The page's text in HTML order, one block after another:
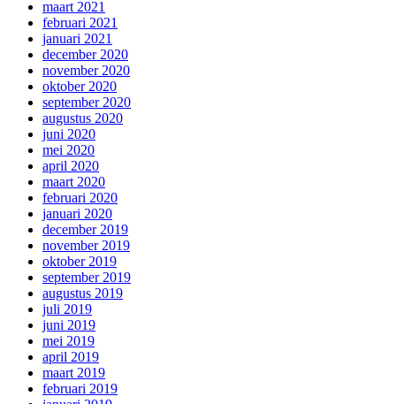
maart 2021
februari 2021
januari 2021
december 2020
november 2020
oktober 2020
september 2020
augustus 2020
juni 2020
mei 2020
april 2020
maart 2020
februari 2020
januari 2020
december 2019
november 2019
oktober 2019
september 2019
augustus 2019
juli 2019
juni 2019
mei 2019
april 2019
maart 2019
februari 2019